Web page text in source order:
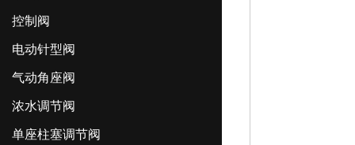
控制阀
电动针型阀
气动角座阀
浓水调节阀
单座柱塞调节阀